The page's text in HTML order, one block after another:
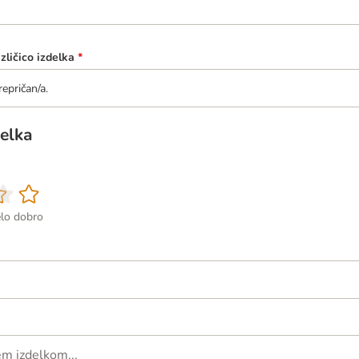
izdelka *
a.
dobro